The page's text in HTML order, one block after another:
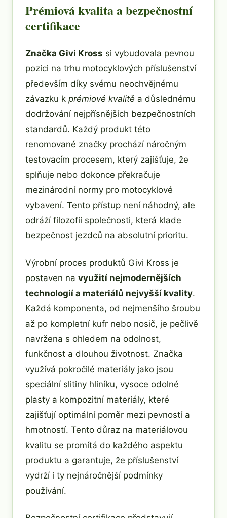
Prémiová kvalita a bezpečnostní
certifikace
Značka Givi Kross si vybudovala pevnou
pozici na trhu motocyklových příslušenství
především díky svému neochvějnému
závazku k prémiové kvalitě a důslednému
dodržování nejpřísnějších bezpečnostních
standardů. Každý produkt této
renomované značky prochází náročným
testovacím procesem, který zajišťuje, že
splňuje nebo dokonce překračuje
mezinárodní normy pro motocyklové
vybavení. Tento přístup není náhodný, ale
odráží filozofii společnosti, která klade
bezpečnost jezdců na absolutní prioritu.
Výrobní proces produktů Givi Kross je
postaven na využití nejmodernějších
technologií a materiálů nejvyšší kvality.
Každá komponenta, od nejmenšího šroubu
až po kompletní kufr nebo nosič, je pečlivě
navržena s ohledem na odolnost,
funkčnost a dlouhou životnost. Značka
využívá pokročilé materiály jako jsou
speciální slitiny hliníku, vysoce odolné
plasty a kompozitní materiály, které
zajišťují optimální poměr mezi pevností a
hmotností. Tento důraz na materiálovou
kvalitu se promítá do každého aspektu
produktu a garantuje, že příslušenství
vydrží i ty nejnáročnější podmínky
používání.